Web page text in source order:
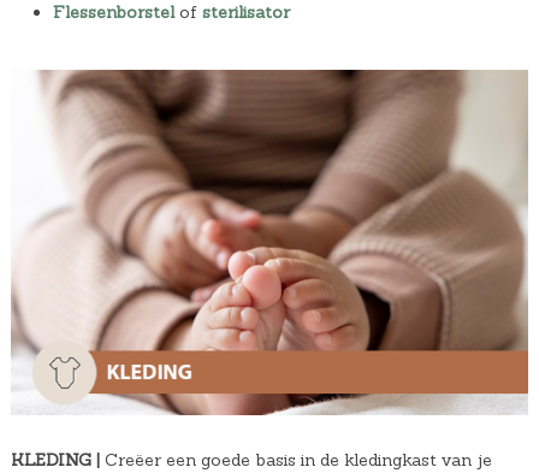
Flessenborstelof sterilisator
KLEDING |
Creëer een goede basis in de kledingkast van je